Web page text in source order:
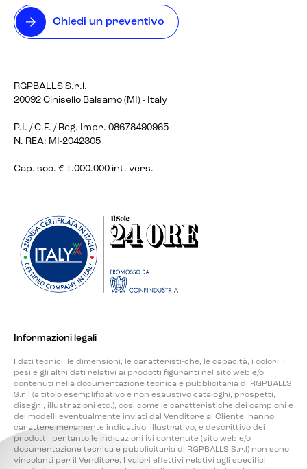
Chiedi un preventivo
RGPBALLS S.r.l.
20092 Cinisello Balsamo (MI) - Italy
P.I. / C.F. / Reg. Impr. 08678490965
N. REA: MI-2042305
Cap. soc. € 1.000.000 int. vers.
Informazioni legali
I dati tecnici, le dimensioni, le caratteristi-che, le capacità, i colori, i
pesi e gli altri dati relativi ai prodotti figuranti nel sito web e/o
contenuti nella documentazione tecnica e pubblicitaria di RGPBALLS
S.r.l (a titolo esemplificativo e non esaustivo cataloghi, prospetti,
disegni, illustrazioni etc.), così come le caratteristiche dei campioni e
dei modelli eventualmente inviati dal Venditore al Cliente, hanno
carattere meramente indicativo, illustrativo, e descrittivo dei
prodotti; pertanto le indicazioni ivi contenute (sito web e/o
documentazione tecnica e pubblicitaria di RGPBALLS S.r.l) non sono
vincolanti per il Venditore. I valori effettivi relativi agli specifici